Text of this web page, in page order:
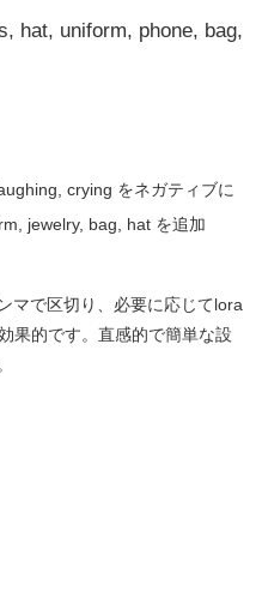
hat, uniform, phone, bag,
crying をネガティブに
jewelry, bag, hat を追加
マで区切り、必要に応じてlora
果的です。直感的で簡単な設